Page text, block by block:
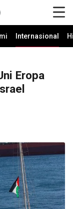
Internasional
Eropa